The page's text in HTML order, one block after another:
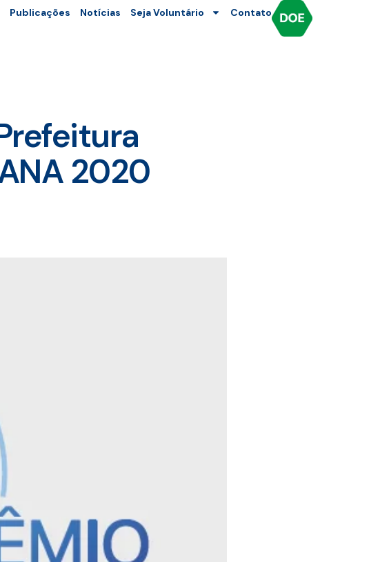
Publicações Notícias Seja Voluntário Contato
2020